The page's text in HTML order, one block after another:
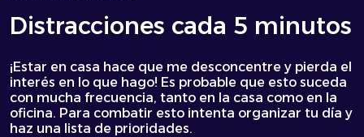
Distracciones cada 5 minutos
¡Estar en casa hace que me desconcentre y pierda el
interés en lo que hago! Es probable que esto suceda
con mucha frecuencia, tanto en la casa como en la
oficina. Para combatir esto intenta organizar tu día y
haz una lista de prioridades.